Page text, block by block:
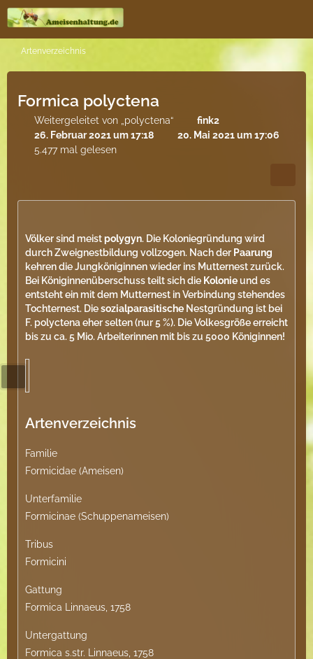
Artenverzeichnis
Formica polyctena
Weitergeleitet von „polyctena“
fink2
26. Februar 2021 um 17:18
20. Mai 2021 um 17:06
5.477 mal gelesen
Völker sind meistpolygyn. Die Koloniegründung wird
durch Zweignestbildung vollzogen. Nach der Paarung
kehren die Jungköniginnen wieder ins Mutternest zurück.
Bei Königinnenüberschuss teilt sich die Kolonieund es
entsteht ein mit dem Mutternest in Verbindung stehendes
Tochternest. Diesozialparasitische Nestgründung ist bei
F. polyctena eher selten (nur 5 %). Die Volkesgröße erreicht
bis zu ca. 5 Mio. Arbeiterinnen mit bis zu 5000 Königinnen!
Artenverzeichnis
Familie
Formicidae (Ameisen)
Unterfamilie
Formicinae (Schuppenameisen)
Tribus
Formicini
Gattung
Formica Linnaeus, 1758
Untergattung
Formica s.str. Linnaeus, 1758